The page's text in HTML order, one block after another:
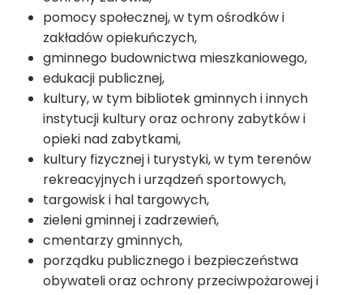
pomocy społecznej, w tym ośrodków i
zakładów opiekuńczych,
gminnego budownictwa mieszkaniowego,
edukacji publicznej,
kultury, w tym bibliotek gminnych i innych
instytucji kultury oraz ochrony zabytków i
opieki nad zabytkami,
kultury fizycznej i turystyki, w tym terenów
rekreacyjnych i urządzeń sportowych,
targowisk i hal targowych,
zieleni gminnej i zadrzewień,
cmentarzy gminnych,
porządku publicznego i bezpieczeństwa
obywateli oraz ochrony przeciwpożarowej i